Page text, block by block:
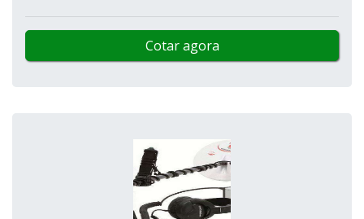
Cotar agora